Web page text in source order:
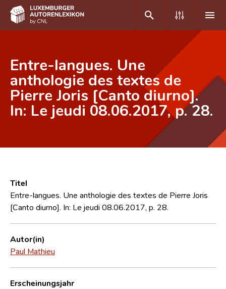
DE FR
Home
Autor(inn)en A-Z
Forschungsgruppe
Kontakt
Entre-langues. Une
anthologie des textes de
Pierre Joris [Canto diurno].
In: Le jeudi 08.06.2017, p. 28.
Titel
Entre-langues. Une anthologie des textes de Pierre Joris
[Canto diurno]. In: Le jeudi 08.06.2017, p. 28.
Autor(in)
Paul Mathieu
Erscheinungsjahr